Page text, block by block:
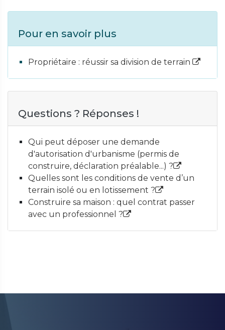
Pour en savoir plus
Propriétaire : réussir sa division de terrain
Questions ? Réponses !
Qui peut déposer une demande
d'autorisation d'urbanisme (permis de
construire, déclaration préalable...) ?
Quelles sont les conditions de vente d’un
terrain isolé ou en lotissement ?
Construire sa maison : quel contrat passer
avec un professionnel ?